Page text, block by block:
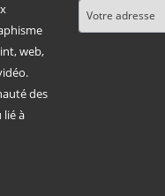
web,
des
lié à